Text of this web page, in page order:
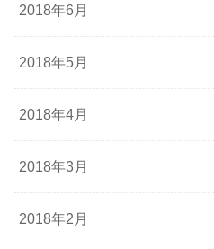
2018年6月
2018年5月
2018年4月
2018年3月
2018年2月